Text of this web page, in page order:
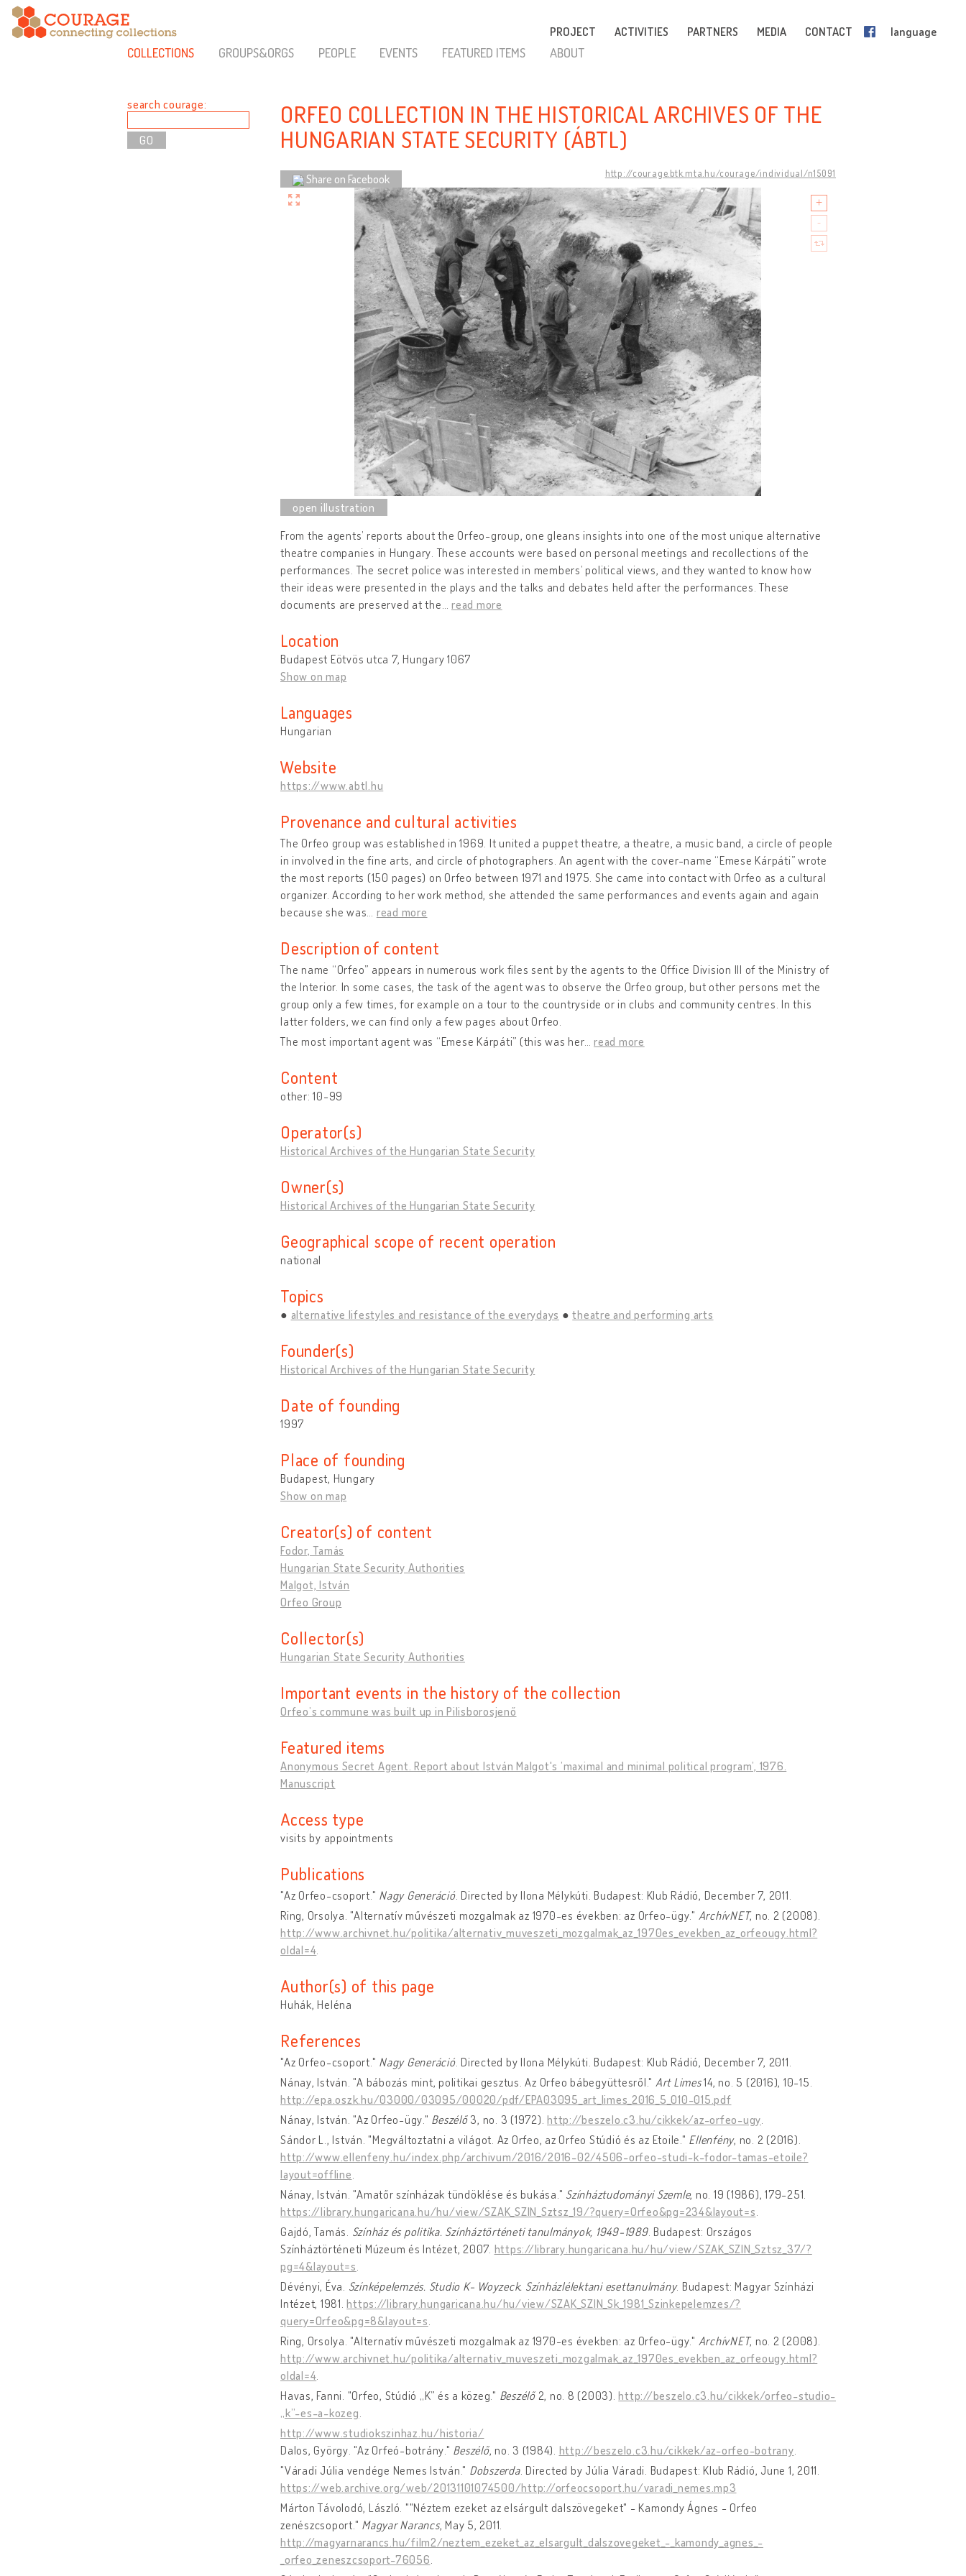
PROJECT ACTIVITIES PARTNERS MEDIA CONTACT language
COLLECTIONS GROUPS&ORGS PEOPLE EVENTS FEATURED ITEMS ABOUT
search courage:
ORFEO COLLECTION IN THE HISTORICAL ARCHIVES OF THE
HUNGARIAN STATE SECURITY (ÁBTL)
http://courage.btk.mta.hu/courage/individual/n15091
Share on Facebook
From the agents’ reports about the Orfeo-group, one gleans insights into one of the most unique alternative
theatre companies in Hungary. These accounts were based on personal meetings and recollections of the
performances. The secret police was interested in members’ political views, and they wanted to know how
their ideas were presented in the plays and the talks and debates held after the performances. These
documents are preserved at the
read more
Location
Budapest Eötvös utca 7, Hungary 1067
Show on map
Languages
Hungarian
Website
https://www.abtl.hu
Provenance and cultural activities
The Orfeo group was established in 1969. It united a puppet theatre, a theatre, a music band, a circle of people
in involved in the fine arts, and circle of photographers. An agent with the cover-name “Emese Kárpáti” wrote
the most reports (150 pages) on Orfeo between 1971 and 1975. She came into contact with Orfeo as a cultural
organizer. According to her work method, she attended the same performances and events again and again
because she was
read more
Description of content
The name “Orfeo” appears in numerous work files sent by the agents to the Office Division III of the Ministry of
the Interior. In some cases, the task of the agent was to observe the Orfeo group, but other persons met the
group only a few times, for example on a tour to the countryside or in clubs and community centres. In this
latter folders, we can find only a few pages about Orfeo.
The most important agent was “Emese Kárpáti” (this was her… read more
Content
other: 10-99
Operator(s)
Historical Archives of the Hungarian State Security
Owner(s)
Historical Archives of the Hungarian State Security
Geographical scope of recent operation
national
Topics
alternative lifestyles and resistance of the everydays theatre and performing arts
Founder(s)
Historical Archives of the Hungarian State Security
Date of founding
1997
Place of founding
Budapest, Hungary
Show on map
Creator(s) of content
Fodor, Tamás
Hungarian State Security Authorities
Malgot, István
Orfeo Group
Collector(s)
Hungarian State Security Authorities
Important events in the history of the collection
Orfeo’s commune was built up in Pilisborosjenő
Featured items
Anonymous Secret Agent. Report about István Malgot's ’maximal and minimal political program’, 1976.
Manuscript
Access type
visits by appointments
Publications
"Az Orfeo-csoport." Nagy Generáció. Directed by Ilona Mélykúti. Budapest: Klub Rádió, December 7, 2011.
Ring, Orsolya. "Alternatív művészeti mozgalmak az 1970-es években: az Orfeo-ügy." ArchívNET, no. 2 (2008).
http://www.archivnet.hu/politika/alternativ_muveszeti_mozgalmak_az_1970es_evekben_az_orfeougy.html?
oldal=4
Author(s) of this page
Huhák, Heléna
References
"Az Orfeo-csoport." Nagy Generáció. Directed by Ilona Mélykúti. Budapest: Klub Rádió, December 7, 2011.
Nánay, István. "A bábozás mint, politikai gesztus. Az Orfeo bábegyüttesről." Art Limes14, no. 5 (2016), 10-15.
http://epa.oszk.hu/03000/03095/00020/pdf/EPA03095_art_limes_2016_5_010-015.pdf
Nánay, István. "Az Orfeo-ügy." Beszélő3, no. 3 (1972). http://beszelo.c3.hu/cikkek/az-orfeo-ugy
Sándor L., István. "Megváltoztatni a világot. Az Orfeo, az Orfeo Stúdió és az Etoile." Ellenfény, no. 2 (2016).
http://www.ellenfeny.hu/index.php/archivum/2016/2016-02/4506-orfeo-studi-k-fodor-tamas-etoile?
layout=offline
Nánay, István. "Amatőr színházak tündöklése és bukása." Színháztudományi Szemle, no. 19 (1986), 179-251.
https://library.hungaricana.hu/hu/view/SZAK_SZIN_Sztsz_19/?query=Orfeo&pg=234&layout=s
Gajdó, Tamás. Színház és politika. Színháztörténeti tanulmányok, 1949-1989. Budapest: Országos
Színháztörténeti Múzeum és Intézet, 2007. https://library.hungaricana.hu/hu/view/SZAK_SZIN_Sztsz_37/?
pg=4&layout=s
Dévényi, Éva. Színképelemzés. Studio K- Woyzeck. Színházlélektani esettanulmány. Budapest: Magyar Színházi
Intézet, 1981.https://library.hungaricana.hu/hu/view/SZAK_SZIN_Sk_1981_Szinkepelemzes/?
query=Orfeo&pg=8&layout=s
Ring, Orsolya. "Alternatív művészeti mozgalmak az 1970-es években: az Orfeo-ügy." ArchívNET, no. 2 (2008).
http://www.archivnet.hu/politika/alternativ_muveszeti_mozgalmak_az_1970es_evekben_az_orfeougy.html?
oldal=4
Havas, Fanni. "Orfeo, Stúdió „K” és a közeg." Beszélő2, no. 8 (2003).http://beszelo.c3.hu/cikkek/orfeo-studio-
„k”-es-a-kozeg
http://www.studiokszinhaz.hu/historia/
Dalos, György. "Az Orfeó-botrány." Beszélő, no. 3 (1984). http://beszelo.c3.hu/cikkek/az-orfeo-botrany
"Váradi Júlia vendége Nemes István." Dobszerda. Directed by Júlia Váradi. Budapest: Klub Rádió, June 1, 2011.
https://web.archive.org/web/20131101074500/http://orfeocsoport.hu/varadi_nemes.mp3
Márton Távolodó, László. ""Néztem ezeket az elsárgult dalszövegeket" - Kamondy Ágnes - Orfeo
zenészcsoport." Magyar Narancs, May 5, 2011.
http://magyarnarancs.hu/film2/neztem_ezeket_az_elsargult_dalszovegeket_-_kamondy_agnes_-
_orfeo_zeneszcsoport-76056